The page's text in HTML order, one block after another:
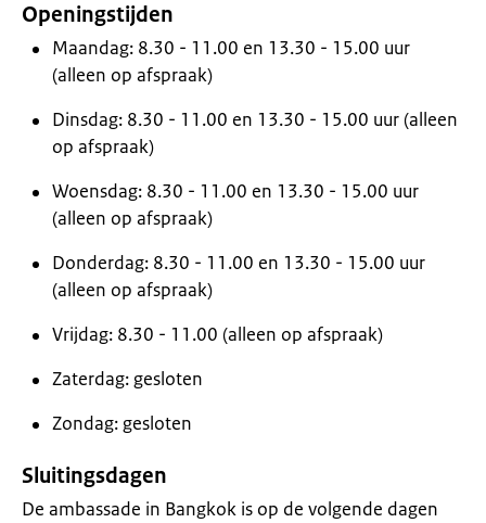
Openingstijden
Maandag: 8.30 - 11.00 en 13.30 - 15.00 uur
(alleen op afspraak)
Dinsdag: 8.30 - 11.00 en 13.30 - 15.00 uur (alleen
op afspraak)
Woensdag: 8.30 - 11.00 en 13.30 - 15.00 uur
(alleen op afspraak)
Donderdag: 8.30 - 11.00 en 13.30 - 15.00 uur
(alleen op afspraak)
Vrijdag: 8.30 - 11.00 (alleen op afspraak)
Zaterdag: gesloten
Zondag: gesloten
Sluitingsdagen
De ambassade in Bangkok is op de volgende dagen